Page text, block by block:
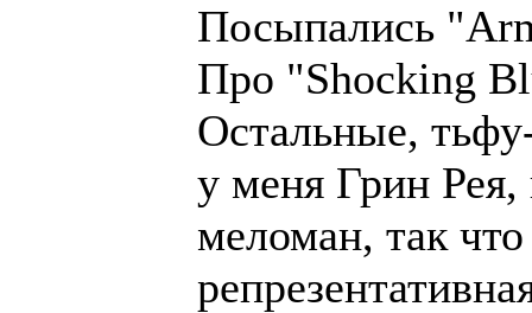
Посыпались
Про "Shocking
Остальные,
у меня Грин
меломан, так